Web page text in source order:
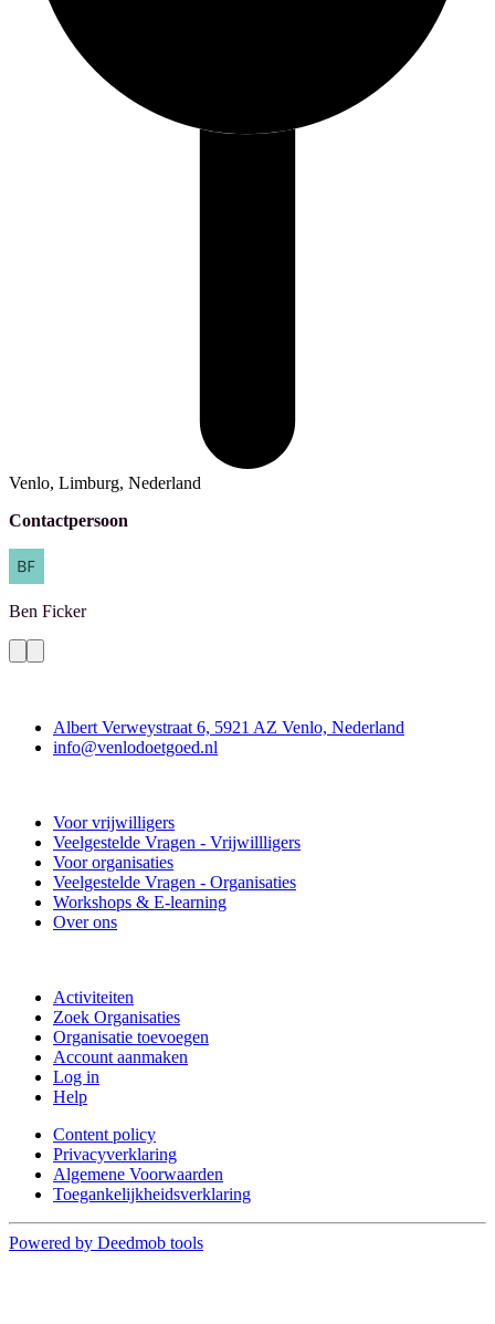
Venlo, Limburg, Nederland
Contactpersoon
Ben Ficker
Albert Verweystraat 6, 5921 AZ Venlo, Nederland
info@venlodoetgoed.nl
Voor vrijwilligers
Veelgestelde Vragen - Vrijwillligers
Voor organisaties
Veelgestelde Vragen - Organisaties
Workshops & E-learning
Over ons
Activiteiten
Zoek Organisaties
Organisatie toevoegen
Account aanmaken
Log in
Help
Content policy
Privacyverklaring
Algemene Voorwaarden
Toegankelijkheidsverklaring
Powered by Deedmob tools